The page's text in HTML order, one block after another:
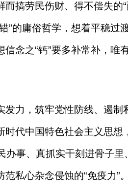
搞劳民伤财、得不偿失的
的庸俗哲学，想着平稳过
念之“钙”要多补常补，唯
力，筑牢党性防线、遏
代中国特色社会主义思
办事、真抓实干刻进骨子
私心杂念侵蚀的“免疫力”。